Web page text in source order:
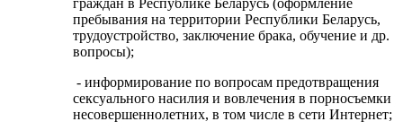
граждан в Республике Беларусь (оформление
пребывания на территории Республики Беларусь,
трудоустройство, заключение брака, обучение и др.
вопросы);
- информирование по вопросам предотвращения
сексуального насилия и вовлечения в порносъемки
несовершеннолетних, в том числе в сети Интернет;